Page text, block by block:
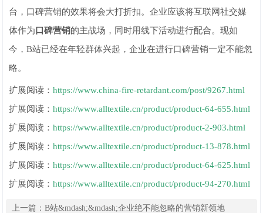
台，口碑营销的效果将会大打折扣。企业应该将互联网社交媒
体作为 口碑营销的主战场，同时用线下活动进行配合。现如
今，B站已经在年轻群体兴起，企业在进行口碑营销一定不能忽
略。
扩展阅读：https://www.china-fire-retardant.com/post/9267.html
扩展阅读：https://www.alltextile.cn/product/product-64-655.html
扩展阅读：https://www.alltextile.cn/product/product-2-903.html
扩展阅读：https://www.alltextile.cn/product/product-13-878.html
扩展阅读：https://www.alltextile.cn/product/product-64-625.html
扩展阅读：https://www.alltextile.cn/product/product-94-270.html
上一篇：B站&mdash;&mdash;企业绝不能忽略的营销新领地